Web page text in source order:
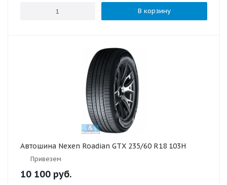
В корзину
Автошина Nexen Roadian GTX 235/60 R18 103H
Привезем
10 100 руб.